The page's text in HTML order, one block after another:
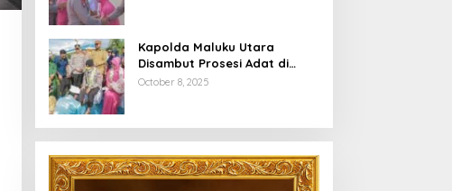
Kapolda Maluku Utara
Disambut Prosesi Adat di
Bumi Saruma
October 8, 2025